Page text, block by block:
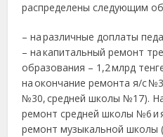
распределены следующим
– на различные доплаты
– на капитальный ремонт
образования – 1,2 млрд
на окончание ремонта я/с
№30, средней школы №17).
ремонт средней школы №6 и
ремонт музыкальной школы